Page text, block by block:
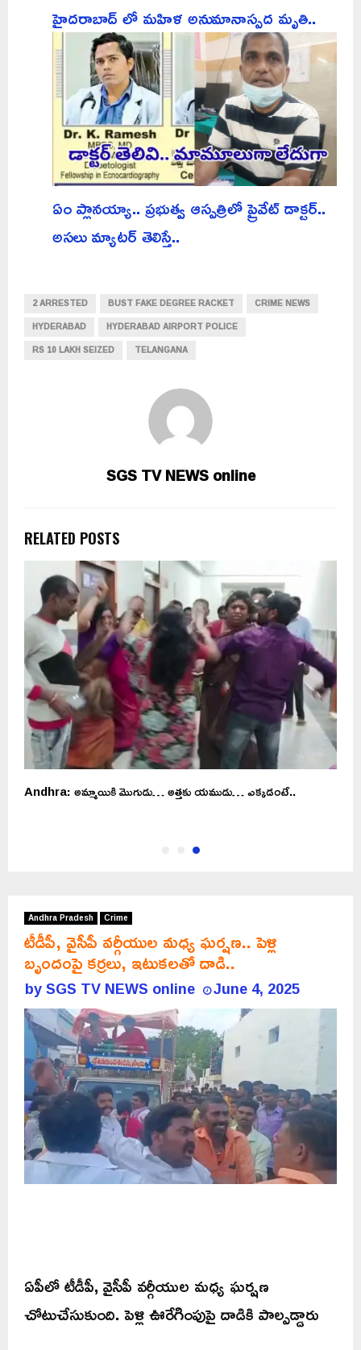
హైదరాబాద్ లో మహిళ అనుమానాస్పద మృతి..
ఏం ప్లానయ్యా.. ప్రభుత్వ ఆస్పత్రిలో ప్రైవేట్ డాక్టర్..
అసలు మ్యాటర్ తెలిస్తే..
2 ARRESTED BUST FAKE DEGREE RACKET
CRIME NEWS
HYDERABAD
HYDERABAD AIRPORT POLICE
RS 10 LAKH SEIZED
TELANGANA
SGS TV NEWS online
RELATED POSTS
Andhra: అమ్మాయికి మొగుడు… అత్తకు యముడు… ఎక్కడంటే..
Andhra Pradesh Crime
టీడీపీ, వైసీపీ వర్గీయుల మధ్య ఘర్షణ.. పెళ్లి
బృందంపై కర్రలు, ఇటుకలతో దాడి..
bySGS TV NEWS online June 4, 2025
ఏపీలో టీడీపీ, వైసీపీ వర్గీయుల మధ్య ఘర్షణ
చోటుచేసుకుంది. పెళ్లి ఊరేగింపుపై దాడికి పాల్పడ్డారు